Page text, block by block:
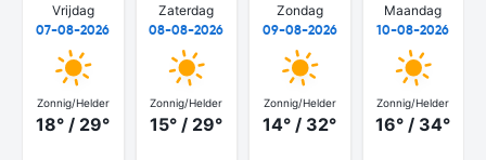
Vrijdag
07-08-2026
Zonnig/Helder
18° / 29°
Zaterdag
08-08-2026
Zonnig/Helder
15° / 29°
Zondag
09-08-2026
Zonnig/Helder
14° / 32°
Maandag
10-08-2026
Zonnig/Helder
16° / 34°